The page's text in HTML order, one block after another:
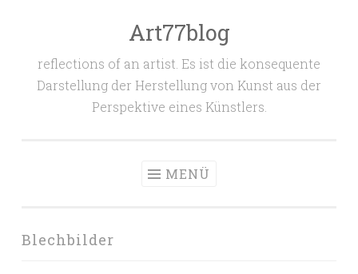
Art77blog
reflections of an artist. Es ist die konsequente
Darstellung der Herstellung von Kunst aus der
Perspektive eines Künstlers.
MENÜ
Blechbilder